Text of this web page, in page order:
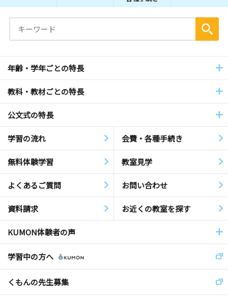
年齢・学年ごとの特長
教科・教材ごとの特長
公文式の特長
学習の流れ 会費・各種手続き
無料体験学習 教室見学
よくあるご質問 お問い合わせ
資料請求 お近くの教室を探す
KUMON体験者の声
学習中の方へ
くもんの先生募集